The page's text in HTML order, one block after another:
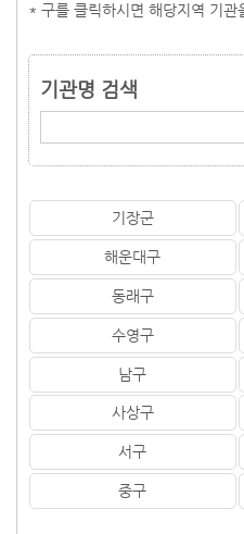
* 구를 클릭하시면 해당지역 기관
기관명 검색
기장군
해운대구
동래구
수영구
남구
사상구
서구
중구